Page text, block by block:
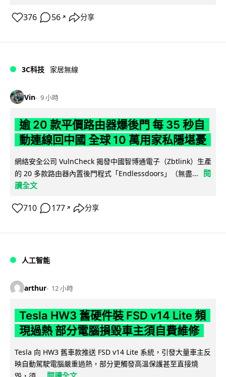
376 56 ↗ 分享
3C科技 家居無線
Vin 9 小時
逾 20 款平價路由器爆後門 每 35 秒自
動連線回中國 全球 10 萬用家私隱堪憂
網絡安全公司 VulnCheck 揭發中國智博通電子（Zbtlink）生產
的 20 多款路由器內置後門程式「Endlessdoors」（無盡...
閱
讀全文
710 177 ↗ 分享
人工智能
arthur 12 小時
Tesla HW3 舊硬件裝 FSD v14 Lite 頻
現過熱 部分電腦損毀車主須自費維修
Tesla 向 HW3 舊車款推送 FSD v14 Lite 系統，引發大量車主反
映自動駕駛電腦嚴重過熱，部分更觸發高溫保護甚至直接燒